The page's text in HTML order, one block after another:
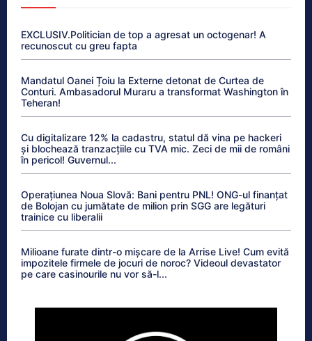
EXCLUSIV.Politician de top a agresat un octogenar! A
recunoscut cu greu fapta
Mandatul Oanei Țoiu la Externe detonat de Curtea de
Conturi. Ambasadorul Muraru a transformat Washington în
Teheran!
Cu digitalizare 12% la cadastru, statul dă vina pe hackeri
și blochează tranzacțiile cu TVA mic. Zeci de mii de români
în pericol! Guvernul...
Operațiunea Noua Slovă: Bani pentru PNL! ONG-ul finanțat
de Bolojan cu jumătate de milion prin SGG are legături
trainice cu liberalii
Milioane furate dintr-o mișcare de la Arrise Live! Cum evită
impozitele firmele de jocuri de noroc? Videoul devastator
pe care casinourile nu vor să-l...